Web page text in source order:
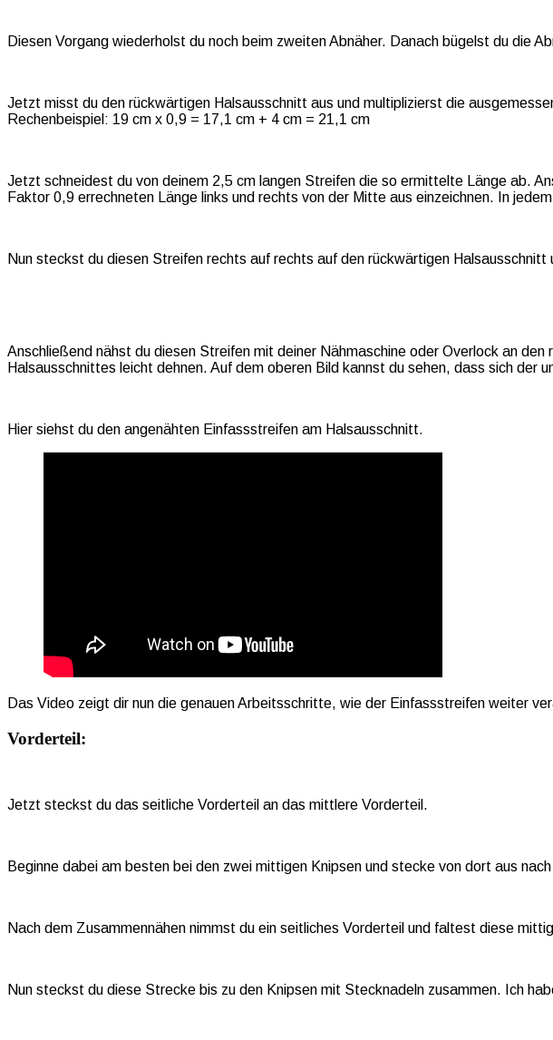
Diesen Vorgang wiederholst du noch beim zweiten Abnäher. Danach bügelst du die
Jetzt misst du den rückwärtigen Halsausschnitt aus und multiplizierst die
Rechenbeispiel: 19 cm x 0,9 = 17,1 cm + 4 cm = 21,1 cm
Jetzt schneidest du von deinem 2,5 cm langen Streifen die so ermittelte Länge ab.
Faktor 0,9 errechneten Länge links und rechts von der Mitte aus einzeichnen. In
Nun steckst du diesen Streifen rechts auf rechts auf den rückwärtigen
Anschließend nähst du diesen Streifen mit deiner Nähmaschine oder Overlock an
Halsausschnittes leicht dehnen. Auf dem oberen Bild kannst du sehen, dass sich der
Hier siehst du den angenähten Einfassstreifen am Halsausschnitt.
Das Video zeigt dir nun die genauen Arbeitsschritte, wie der Einfassstreifen weiter
Vorderteil:
Jetzt steckst du das seitliche Vorderteil an das mittlere Vorderteil.
Beginne dabei am besten bei den zwei mittigen Knipsen und stecke von dort aus
Nach dem Zusammennähen nimmst du ein seitliches Vorderteil und faltest diese
Nun steckst du diese Strecke bis zu den Knipsen mit Stecknadeln zusammen. Ich